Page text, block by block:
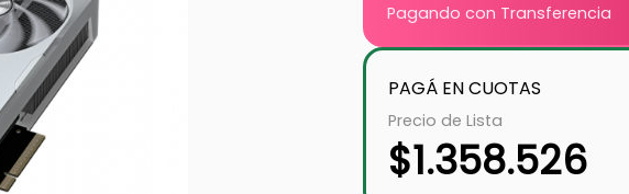
Pagando con Transferencia
PAGÁ EN CUOTAS
Precio de Lista
$1.358.526